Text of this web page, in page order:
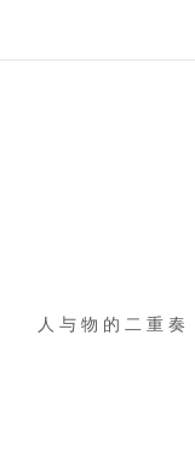
人 与 物 的 二 重 奏